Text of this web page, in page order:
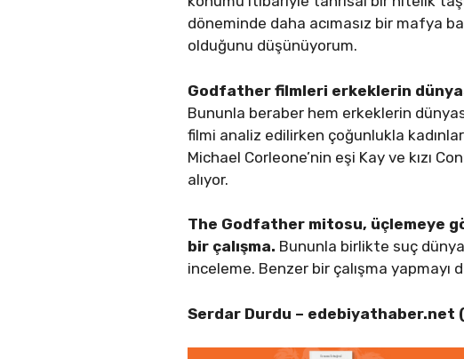
döneminde daha acımasız bir mafya
olduğunu düşünüyorum.
Godfather filmleri erkeklerin
Bununla beraber hem erkeklerin
filmi analiz edilirken çoğunlukla
Michael Corleone’nin eşi Kay ve kızı
alıyor.
The Godfather mitosu, üçlemeye
bir çalışma. Bununla birlikte suç
inceleme. Benzer bir çalışma
Serdar Durdu – edebiyathaber.net